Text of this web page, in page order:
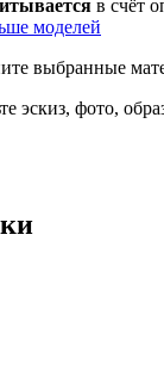
в счёт
моделей
выбранные
эскиз, фото,